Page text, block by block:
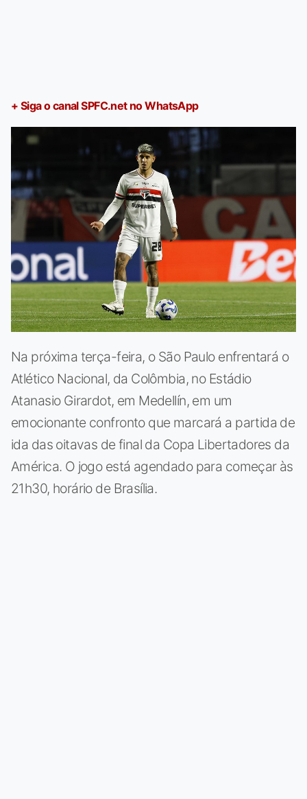
+ Siga o canal SPFC.net no WhatsApp
Na próxima terça-feira, o São Paulo enfrentará o
Atlético Nacional, da Colômbia, no Estádio
Atanasio Girardot, em Medellín, em um
emocionante confronto que marcará a partida de
ida das oitavas de final da Copa Libertadores da
América. O jogo está agendado para começar às
21h30, horário de Brasília.